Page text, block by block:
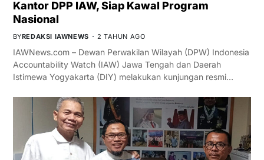
Kantor DPP IAW, Siap Kawal Program
Nasional
BYREDAKSI IAWNEWS 2 TAHUN AGO
IAWNews.com – Dewan Perwakilan Wilayah (DPW) Indonesia
Accountability Watch (IAW) Jawa Tengah dan Daerah
Istimewa Yogyakarta (DIY) melakukan kunjungan resmi…